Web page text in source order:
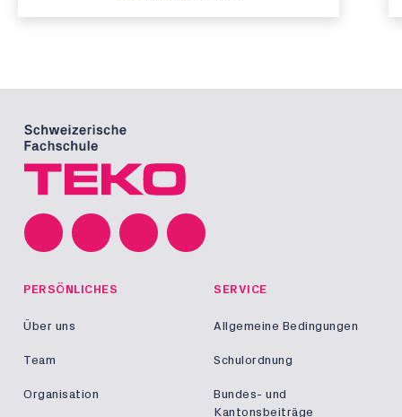
PERSÖNLICHES
Über uns
Team
Organisation
SERVICE
Allgemeine Bedingungen
Schulordnung
Bundes- und
Kantonsbeiträge